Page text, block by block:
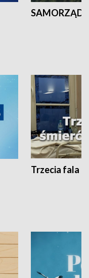
SAMORZĄD
Trzecia fala -